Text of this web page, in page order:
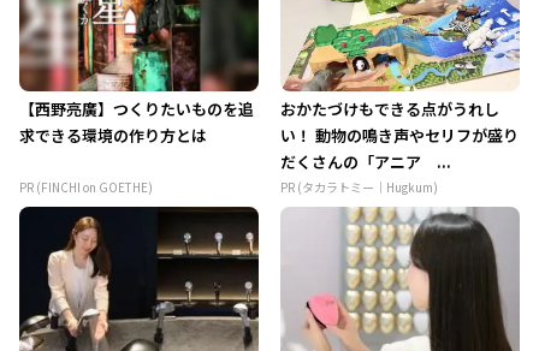
【西野亮廣】つくりたいものを追
求できる環境の作り方とは
PR (FINCHI on GOETHE)
おかたづけもできる点がうれし
い！ 動物の鳴き声やセリフが盛り
だくさんの「アニア ...
PR (タカラトミー｜Hugkum)